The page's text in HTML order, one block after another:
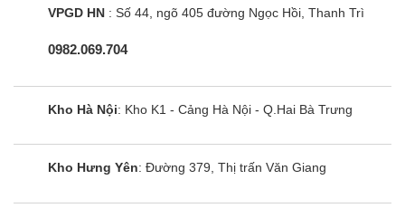
VPGD HN : Số 44, ngõ 405 đường Ngọc Hồi, Thanh Trì
0982.069.704
Kho Hà Nội: Kho K1 - Cảng Hà Nội - Q.Hai Bà Trưng
Kho Hưng Yên: Đường 379, Thị trấn Văn Giang